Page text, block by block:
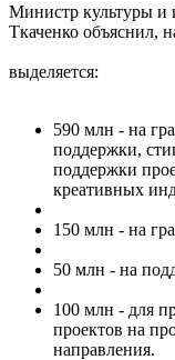
Министр культуры и
Ткаченко объяснил,
выделяется:
590 млн - на
поддержки,
поддержки
креативных
150 млн - на
50 млн - на
100 млн - для
проектов на
направления.